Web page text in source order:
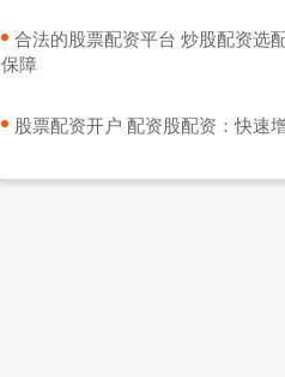
合法的股票配资平台 炒股配资选
保障
股票配资开户 配资股配资：快速